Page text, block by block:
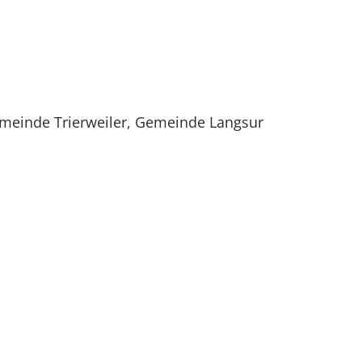
Trierweiler, Gemeinde Langsur